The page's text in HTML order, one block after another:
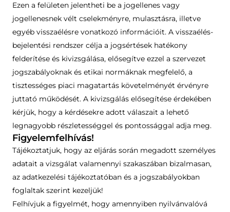
Ezen a felületen jelentheti be a jogellenes vagy
jogellenesnek vélt cselekményre, mulasztásra, illetve
egyéb visszaélésre vonatkozó információit. A visszaélés-
bejelentési rendszer célja a jogsértések hatékony
felderítése és kivizsgálása, elősegítve ezzel a szervezet
jogszabályoknak és etikai normáknak megfelelő, a
tisztességes piaci magatartás követelményét érvényre
juttató működését. A kivizsgálás elősegítése érdekében
kérjük, hogy a kérdésekre adott válaszait a lehető
legnagyobb részletességgel és pontossággal adja meg.
Figyelemfelhívás!
Tájékoztatjuk, hogy az eljárás során megadott személyes
adatait a vizsgálat valamennyi szakaszában bizalmasan,
az adatkezelési tájékoztatóban és a jogszabályokban
foglaltak szerint kezeljük!
Felhívjuk a figyelmét, hogy amennyiben nyilvánvalóvá